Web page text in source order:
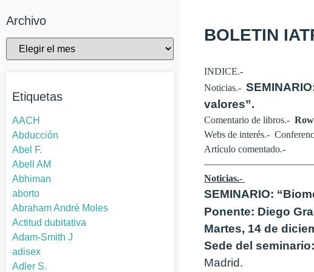
Archivo
Etiquetas
AACH
Abducción
Abel F.
Abell AM
Abhiman
aborto
Abraham André Moles
Actitud dubitativa
Adam-Smith J
adisex
Adler S.
BOLETIN
INDICE.-
Noticias.-
valores”.
Comentario de libros.-
Webs de interés.-
Artículo comentado.-
Noticias.-
SEMINARIO:
Ponente: Diego
Martes, 14 de
Sede del seminario:
Madrid.